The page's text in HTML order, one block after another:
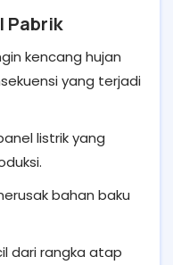
Pabrik
kencang hujan
yang terjadi
listrik yang
bahan baku
dari rangka atap